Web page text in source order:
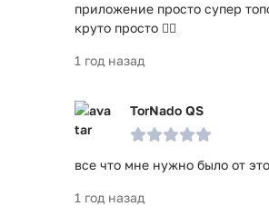
приложение просто супер
круто просто 👍🏻
1 год назад
TorNado QS
все что мне нужно было от
1 год назад